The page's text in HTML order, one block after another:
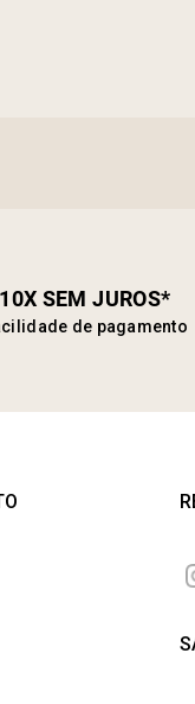
10X SEM JUROS*
de pagamento